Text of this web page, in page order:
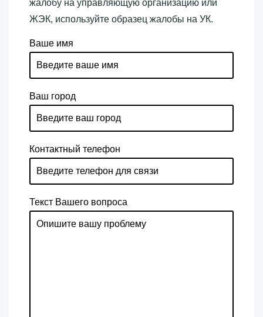
жалобу на управляющую организацию или
ЖЭК, используйте образец жалобы на УК.
Ваше имя
Ваш город
Контактный телефон
Текст Вашего вопроса